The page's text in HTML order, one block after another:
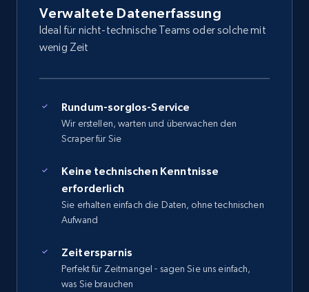
Verwaltete Datenerfassung
Ideal für nicht-technische Teams oder solche mit
wenig Zeit
Rundum-sorglos-Service
Wir erstellen, warten und überwachen den
Scraper für Sie
Keine technischen Kenntnisse
erforderlich
Sie erhalten einfach die Daten, ohne technischen
Aufwand
Zeitersparnis
Perfekt für Zeitmangel - sagen Sie uns einfach,
was Sie brauchen